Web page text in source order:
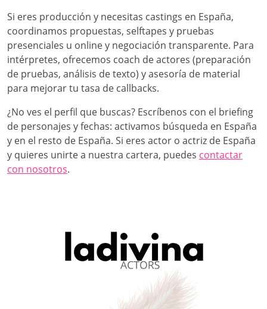
Si eres producción y necesitas castings en España,
coordinamos propuestas, selftapes y pruebas
presenciales u online y negociación transparente. Para
intérpretes, ofrecemos coach de actores (preparación
de pruebas, análisis de texto) y asesoría de material
para mejorar tu tasa de callbacks.
¿No ves el perfil que buscas? Escríbenos con el briefing
de personajes y fechas: activamos búsqueda en España
y en el resto de España. Si eres actor o actriz de España
y quieres unirte a nuestra cartera, puedes contactar
con nosotros.